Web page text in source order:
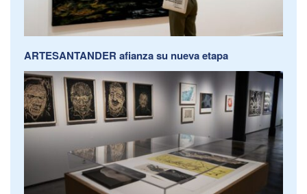
ARTESANTANDER afianza su nueva etapa